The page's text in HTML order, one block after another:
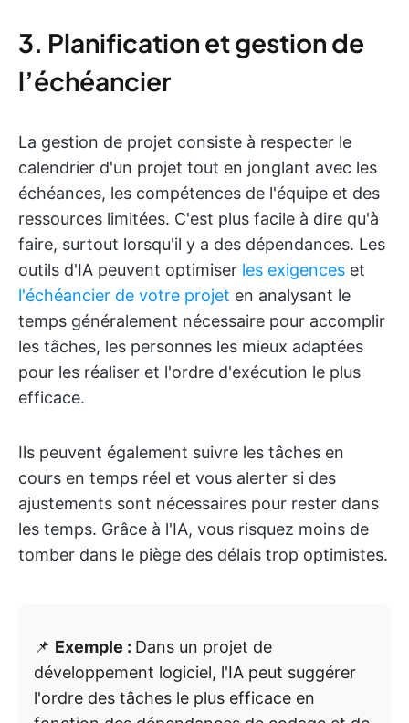
3. Planification et gestion de
l’échéancier
La gestion de projet consiste à respecter le
calendrier d'un projet tout en jonglant avec les
échéances, les compétences de l'équipe et des
ressources limitées. C'est plus facile à dire qu'à
faire, surtout lorsqu'il y a des dépendances. Les
outils d'IA peuvent optimiser les exigences et
l'échéancier de votre projet en analysant le
temps généralement nécessaire pour accomplir
les tâches, les personnes les mieux adaptées
pour les réaliser et l'ordre d'exécution le plus
efficace.
Ils peuvent également suivre les tâches en
cours en temps réel et vous alerter si des
ajustements sont nécessaires pour rester dans
les temps. Grâce à l'IA, vous risquez moins de
tomber dans le piège des délais trop optimistes.
📌 Exemple : Dans un projet de
développement logiciel, l'IA peut suggérer
l'ordre des tâches le plus efficace en